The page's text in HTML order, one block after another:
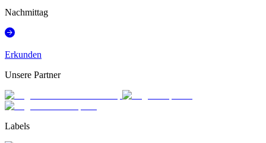
Nachmittag
Erkunden
Unsere Partner
Labels